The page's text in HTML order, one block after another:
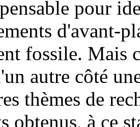
pour
d'avant-
fossile. Mais
autre côté
thèmes de
obtenus, à ce